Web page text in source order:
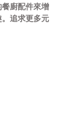
廚配件來增
追求更多元